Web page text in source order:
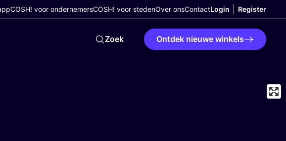
COSH! voor ondernemersCOSH! voor stedenOver onsContactLogin Register
Zoek Ontdek nieuwe winkels